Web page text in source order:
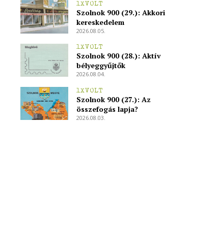
1XVOLT
Szolnok 900 (29.): Akkori
kereskedelem
2026.08.05.
1XVOLT
Szolnok 900 (28.): Aktív
bélyeggyűjtők
2026.08.04.
1XVOLT
Szolnok 900 (27.): Az
összefogás lapja?
2026.08.03.